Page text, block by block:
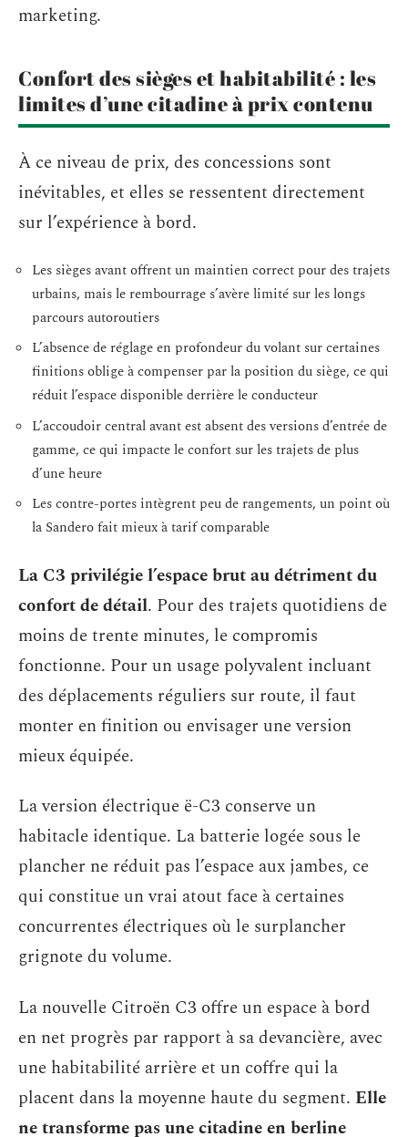
marketing.
Confort des sièges et habitabilité : les
limites d’une citadine à prix contenu
À ce niveau de prix, des concessions sont
inévitables, et elles se ressentent directement
sur l’expérience à bord.
Les sièges avant offrent un maintien correct pour des trajets
urbains, mais le rembourrage s’avère limité sur les longs
parcours autoroutiers
L’absence de réglage en profondeur du volant sur certaines
finitions oblige à compenser par la position du siège, ce qui
réduit l’espace disponible derrière le conducteur
L’accoudoir central avant est absent des versions d’entrée de
gamme, ce qui impacte le confort sur les trajets de plus
d’une heure
Les contre-portes intègrent peu de rangements, un point où
la Sandero fait mieux à tarif comparable
La C3 privilégie l’espace brut au détriment du
confort de détail. Pour des trajets quotidiens de
moins de trente minutes, le compromis
fonctionne. Pour un usage polyvalent incluant
des déplacements réguliers sur route, il faut
monter en finition ou envisager une version
mieux équipée.
La version électrique ë-C3 conserve un
habitacle identique. La batterie logée sous le
plancher ne réduit pas l’espace aux jambes, ce
qui constitue un vrai atout face à certaines
concurrentes électriques où le surplancher
grignote du volume.
La nouvelle Citroën C3 offre un espace à bord
en net progrès par rapport à sa devancière, avec
une habitabilité arrière et un coffre qui la
placent dans la moyenne haute du segment. Elle
ne transforme pas une citadine en berline